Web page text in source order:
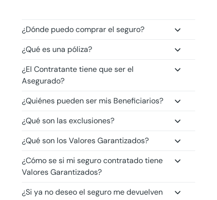
¿Dónde puedo comprar el seguro?
¿Qué es una póliza?
¿El Contratante tiene que ser el
Asegurado?
¿Quiénes pueden ser mis Beneficiarios?
¿Qué son las exclusiones?
¿Qué son los Valores Garantizados?
¿Cómo se si mi seguro contratado tiene
Valores Garantizados?
¿Si ya no deseo el seguro me devuelven